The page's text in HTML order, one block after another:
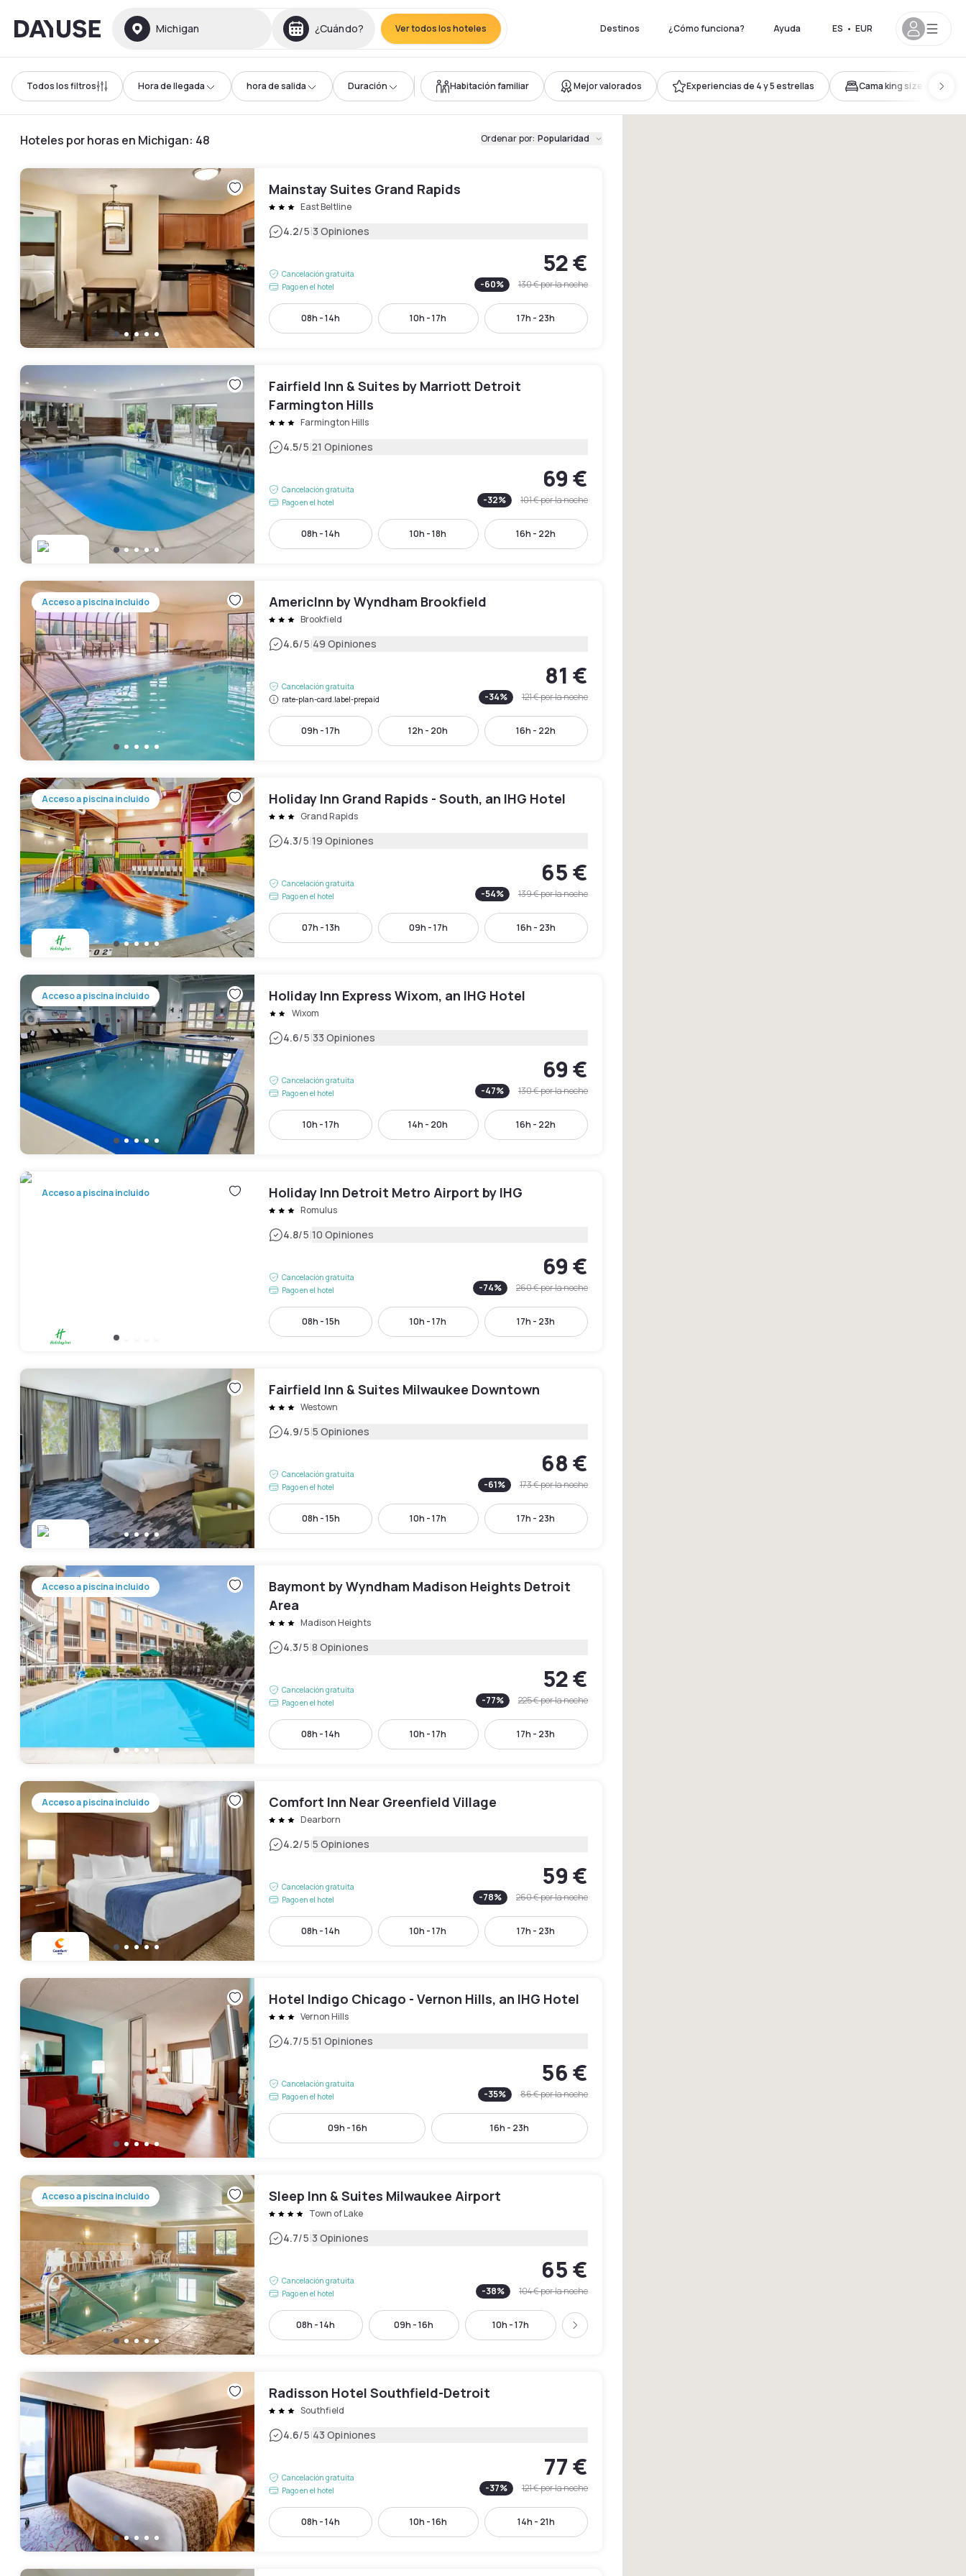
Dayuse Michigan ¿Cuándo? Ver todos los hoteles Destinos ¿Cómo funciona? Ayuda ES • EUR
Todos los filtros Hora de llegada hora de salida Duración Habitación familiar Mejor valorados Experiencias de 4 y 5 estrellas Cama king size
Hoteles por horas en Michigan: 48 Ordenar por: Popularidad
Mainstay Suites Grand Rapids
East Beltline
4.2/5|3 Opiniones
Cancelación gratuita
Pago en el hotel
52 €
-60% 130 €por la noche
08h - 14h 10h - 17h 17h - 23h
Fairfield Inn & Suites by Marriott Detroit
Farmington Hills
Farmington Hills
4.5/5|21 Opiniones
Cancelación gratuita
Pago en el hotel
69 €
-32% 101 €por la noche
08h - 14h 10h - 18h 16h - 22h
Acceso a piscina incluido AmericInn by Wyndham Brookfield
Brookfield
4.6/5|49 Opiniones
Cancelación gratuita
rate-plan-card.label-prepaid
81 €
-34% 121 €por la noche
09h - 17h 12h - 20h 16h - 22h
Acceso a piscina incluido Holiday Inn Grand Rapids - South, an IHG Hotel
Grand Rapids
4.3/5|19 Opiniones
Cancelación gratuita
Pago en el hotel
65 €
-54% 139 €por la noche
07h - 13h 09h - 17h 16h - 23h
Acceso a piscina incluido Holiday Inn Express Wixom, an IHG Hotel
Wixom
4.6/5|33 Opiniones
Cancelación gratuita
Pago en el hotel
69 €
-47% 130 €por la noche
10h - 17h 14h - 20h 16h - 22h
Acceso a piscina incluido Holiday Inn Detroit Metro Airport by IHG
Romulus
4.8/5|10 Opiniones
Cancelación gratuita
Pago en el hotel
69 €
-74% 260 €por la noche
08h - 15h 10h - 17h 17h - 23h
Fairfield Inn & Suites Milwaukee Downtown
Westown
4.9/5|5 Opiniones
Cancelación gratuita
Pago en el hotel
68 €
-61% 173 €por la noche
08h - 15h 10h - 17h 17h - 23h
Acceso a piscina incluido
Baymont by Wyndham Madison Heights Detroit
Area
Madison Heights
4.3/5|8 Opiniones
Cancelación gratuita
Pago en el hotel
52 €
-77% 225 €por la noche
08h - 14h 10h - 17h 17h - 23h
Acceso a piscina incluido Comfort Inn Near Greenfield Village
Dearborn
4.2/5|5 Opiniones
Cancelación gratuita
Pago en el hotel
59 €
-78% 260 €por la noche
08h - 14h 10h - 17h 17h - 23h
Hotel Indigo Chicago - Vernon Hills, an IHG Hotel
Vernon Hills
4.7/5|51 Opiniones
Cancelación gratuita
Pago en el hotel
56 €
-35% 86 €por la noche
09h - 16h 16h - 23h
Acceso a piscina incluido Sleep Inn & Suites Milwaukee Airport
Town of Lake
4.7/5|3 Opiniones
Cancelación gratuita
Pago en el hotel
65 €
-38% 104 €por la noche
08h - 14h 09h - 16h 10h - 17h Siguiente
Radisson Hotel Southfield-Detroit
Southfield
4.6/5|43 Opiniones
Cancelación gratuita
Pago en el hotel
77 €
-37% 121 €por la noche
08h - 14h 10h - 16h 14h - 21h